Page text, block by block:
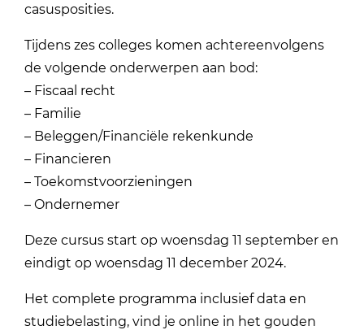
casusposities.
Tijdens zes colleges komen achtereenvolgens
de volgende onderwerpen aan bod:
– Fiscaal recht
– Familie
– Beleggen/Financiële rekenkunde
– Financieren
– Toekomstvoorzieningen
– Ondernemer
Deze cursus start op woensdag 11 september en
eindigt op woensdag 11 december 2024.
Het complete programma inclusief data en
studiebelasting, vind je online in het gouden